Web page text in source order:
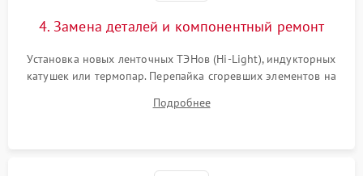
4. Замена деталей и компонентный ремонт
Установка новых ленточных ТЭНов (Hi-Light), индукторных
катушек или термопар. Перепайка сгоревших элементов на
дорожек. Очистка контактов и замена поврежденной
Подробнее